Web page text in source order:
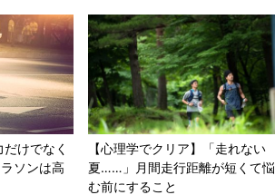
けでなく
ソンは高
【心理学でクリア】「走れない
夏……」月間走行距離が短くて悩
む前にすること